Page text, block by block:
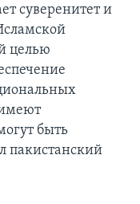
суверенитет и
целью
быть
пакистанский